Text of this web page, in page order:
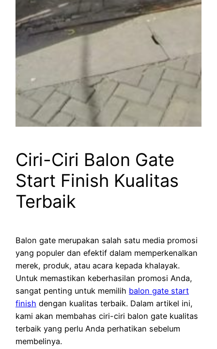
Ciri-Ciri Balon Gate
Start Finish Kualitas
Terbaik
Balon gate merupakan salah satu media promosi
yang populer dan efektif dalam memperkenalkan
merek, produk, atau acara kepada khalayak.
Untuk memastikan keberhasilan promosi Anda,
sangat penting untuk memilih balon gate start
finish dengan kualitas terbaik. Dalam artikel ini,
kami akan membahas ciri-ciri balon gate kualitas
terbaik yang perlu Anda perhatikan sebelum
membelinya.